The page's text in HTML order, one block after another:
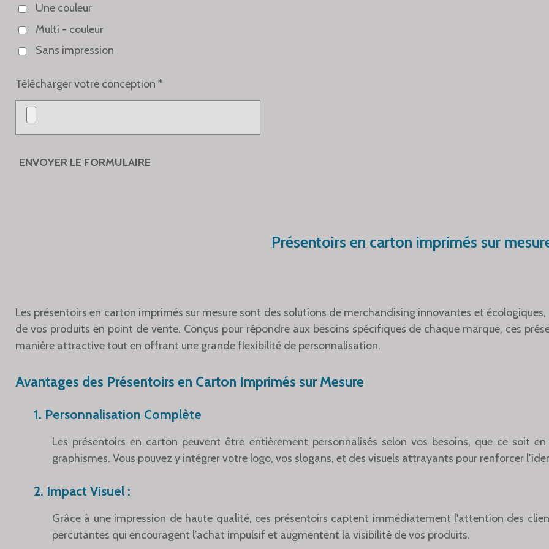
Une couleur
Multi - couleur
Sans impression
Télécharger votre conception *
ENVOYER LE FORMULAIRE
Présentoirs en carton imprimés sur
Les présentoirs en carton imprimés sur mesure sont des solutions de merchandising innovantes et
de vos produits en point de vente. Conçus pour répondre aux besoins spécifiques de chaque marque, ces
manière attractive tout en offrant une grande flexibilité de personnalisation.
Avantages des Présentoirs en Carton Imprimés sur Mesure
1. Personnalisation Complète
Les présentoirs en carton peuvent être entièrement personnalisés selon vos besoins, que ce soit
graphismes. Vous pouvez y intégrer votre logo, vos slogans, et des visuels attrayants pour renforcer
2. Impact Visuel :
Grâce à une impression de haute qualité, ces présentoirs captent immédiatement l'attention des
percutantes qui encouragent l’achat impulsif et augmentent la visibilité de vos produits.